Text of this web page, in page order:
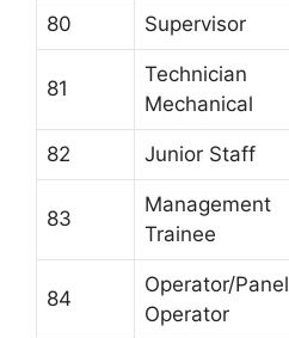
80 Supervisor
81
Technician
Mechanical
82 Junior Staff
83
Management
Trainee
84
Operator/Panel
Operator